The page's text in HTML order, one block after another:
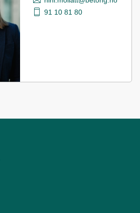
91 10 81 80